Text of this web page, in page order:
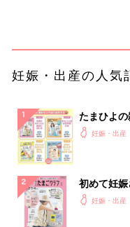
夫婦で予
妊娠中に